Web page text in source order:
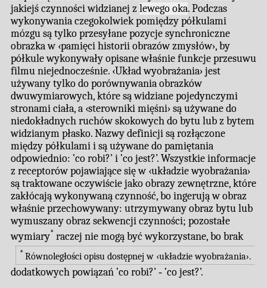
jakiejś czynności widzianej z lewego oka. Podczas
wykonywania czegokolwiek pomiędzy półkulami
mózgu są tylko przesyłane pozycje synchroniczne
obrazka w ‹pamięci historii obrazów zmysłów›, by
półkule wykonywały opisane właśnie funkcje przesuwu
filmu niejednocześnie. ‹Układ wyobrażania› jest
używany tylko do porównywania obrazków
dwuwymiarowych, które są widziane pojedynczymi
stronami ciała, a ‹sterowniki mięśni› są używane do
niedokładnych ruchów skokowych do bytu lub z bytem
widzianym płasko. Nazwy definicji są rozłączone
między półkulami i są używane do pamiętania
odpowiednio: ‛co robi?’ i ‛co jest?’. Wszystkie informacje
z receptorów pojawiające się w ‹układzie wyobrażania›
są traktowane oczywiście jako obrazy zewnętrzne, które
zakłócają wykonywaną czynność, bo ingerują w obraz
właśnie przechowywany: utrzymywany obraz bytu lub
wymuszany obraz sekwencji czynności; pozostałe
wymiary*
*Równoległości opisu dostępnej w ‹układzie wyobrażania›.
raczej nie mogą być wykorzystane, bo brak
dodatkowych powiązań ‛co robi?’ ‐ ‛co jest?’.